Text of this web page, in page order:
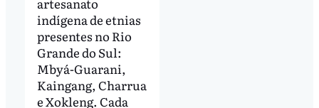
indígena de etnias
presentes no Rio
Grande do Sul:
Mbyá-Guarani,
Kaingang, Charrua
e Xokleng. Cada